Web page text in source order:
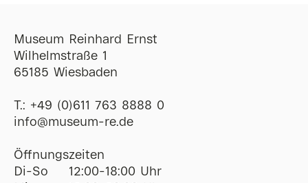
Museum Reinhard Ernst
Wilhelmstraße 1
65185 Wiesbaden
T.: +49 (0)611 763 8888 0
ofni@museum-re de
Öffnungszeiten
Di-So
12:00-18:00 Uhr